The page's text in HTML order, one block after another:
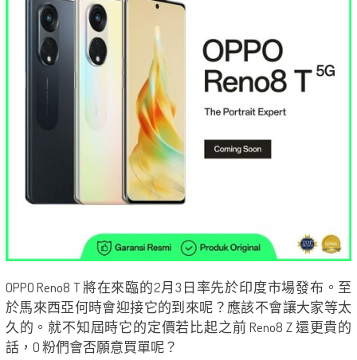
OPPO Reno8 T 將在來臨的2月3日率先於印度市場發布。至
於馬來西亞何時會迎接它的到來呢？應該不會讓大家等太
久的。就不知屆時它的定價若比起之前 Reno8 Z 還更貴的
話，O 粉們會否願意買單呢？